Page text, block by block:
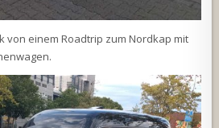
von einem Roadtrip zum Nordkap mit